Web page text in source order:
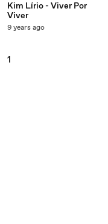
Kim Lírio - Viver Por
Viver
9 years ago
1